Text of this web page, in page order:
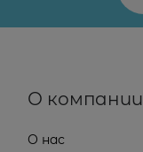
О компании
О нас